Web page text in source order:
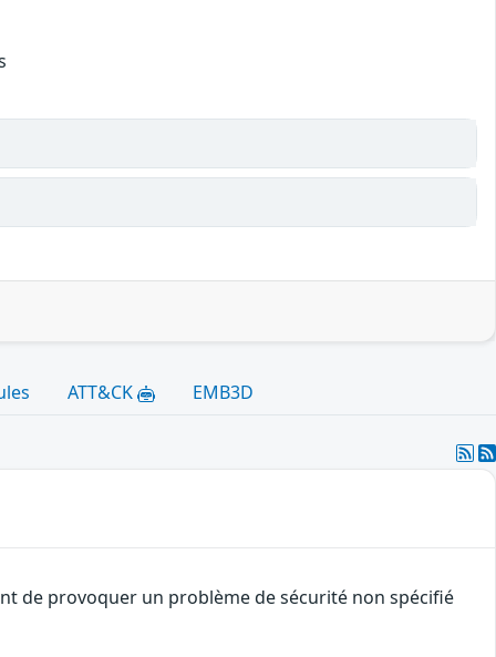
ATT&CK EMB3D
de provoquer un problème de sécurité non spécifié